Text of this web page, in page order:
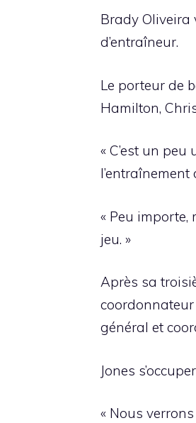
Brady Oliveira
d’entraîneur.
Le porteur de
Hamilton,
« C’est un
« Peu importe,
jeu. »
Après sa
général et
Jones
« Nous